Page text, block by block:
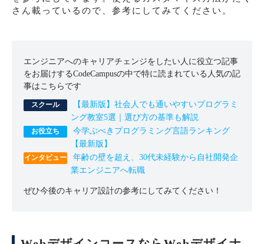
さん載っているので、参考にしてみてください。
エンジニアへのキャリアチェンジをしたい人に役立つ記事
をお届けするCodeCampusの中で特に読まれている人気の記
事はこちらです
【最新版】社会人でも通いやすいプログラミ
ング教室5選｜選び方の基準も解説
今学ぶべきプログラミング言語ランキング
【最新版】
年齢の壁を超え、30代未経験から自社開発企
業エンジニアへ転職
ぜひ今後のキャリア設計の参考にしてみてください！